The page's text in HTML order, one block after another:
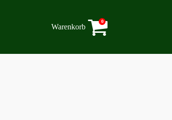
Warenkorb
0